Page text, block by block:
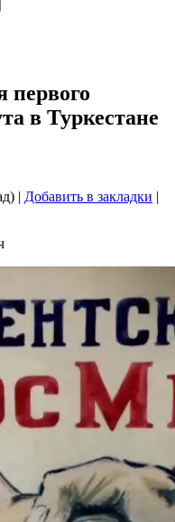
первого
в Туркестане
| Добавить в закладки |